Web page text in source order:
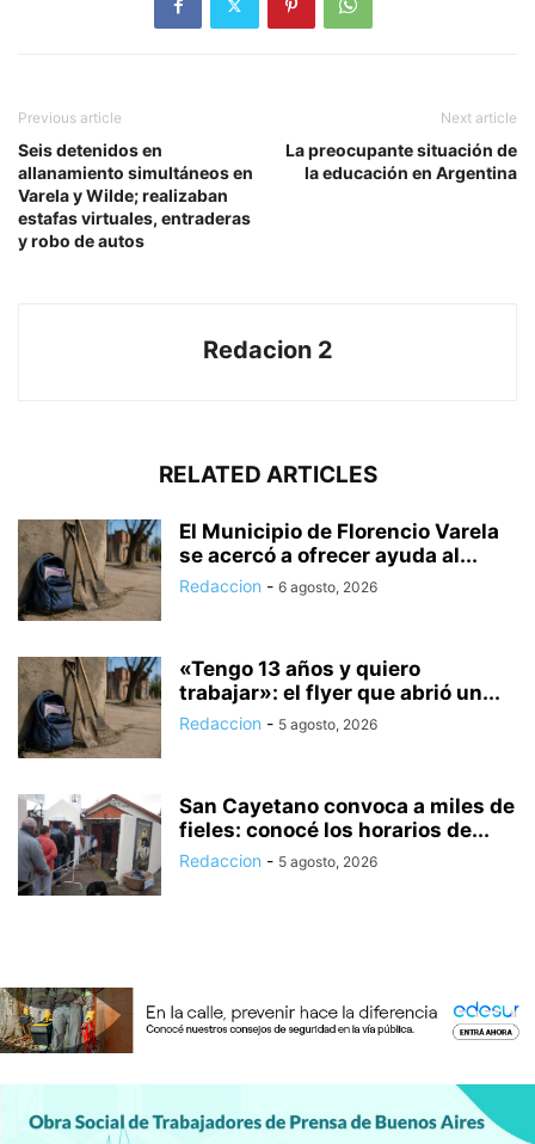
Previous article
Seis detenidos en
allanamiento simultáneos en
Varela y Wilde; realizaban
estafas virtuales, entraderas
y robo de autos
Next article
La preocupante situación de
la educación en Argentina
Redacion 2
RELATED ARTICLES
El Municipio de Florencio Varela
se acercó a ofrecer ayuda al...
Redaccion - 6 agosto, 2026
«Tengo 13 años y quiero
trabajar»: el flyer que abrió un...
Redaccion - 5 agosto, 2026
San Cayetano convoca a miles de
fieles: conocé los horarios de...
Redaccion - 5 agosto, 2026